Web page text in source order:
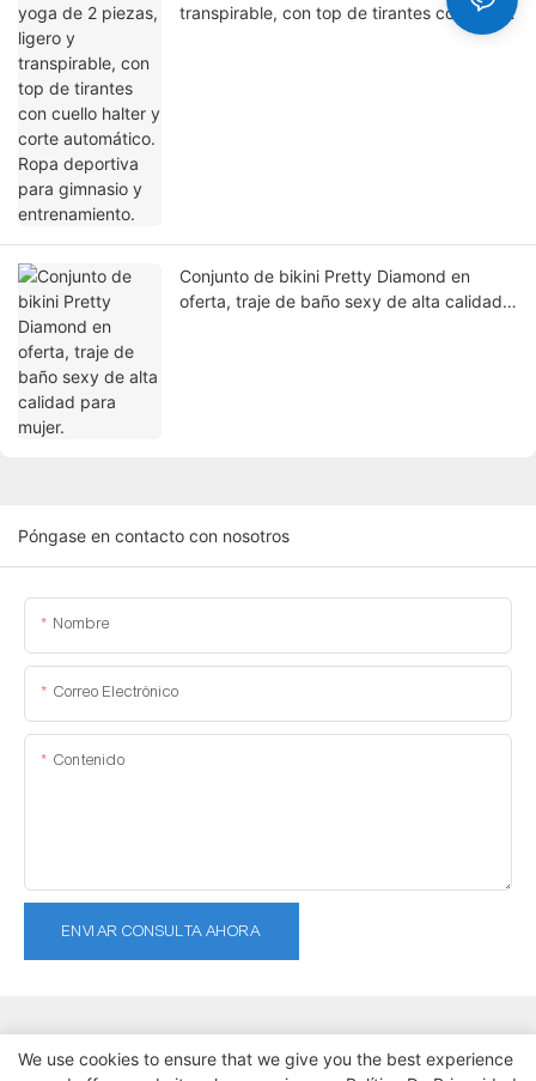
transpirable, con top de tirantes con cuello
halter y corte automático. Ropa deportiva
Conjunto de bikini Pretty Diamond en
oferta, traje de baño sexy de alta calidad
Póngase en contacto con nosotros
Nombre
Correo Electrónico
Contenido
ENVIAR CONSULTA AHORA
We use cookies to ensure that we give you the best experience